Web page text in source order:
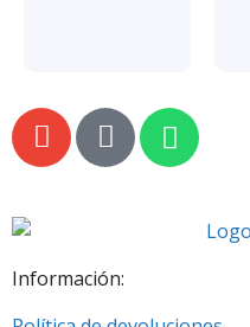
Información: